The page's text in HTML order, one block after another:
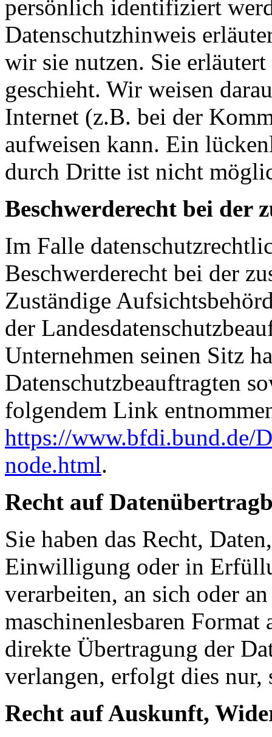
persönlich identifiziert
Datenschutzhinweis
wir sie nutzen. Sie
geschieht. Wir weisen
Internet (z.B. bei der
aufweisen kann. Ein
durch Dritte ist nicht
Beschwerderecht bei der
Im Falle
Beschwerderecht bei der
Zuständige
der
Unternehmen seinen Sitz
Datenschutzbeauftragten
folgendem Link
https://www.bfdi.bund.de/
node.html.
Recht auf
Sie haben das Recht,
Einwilligung oder in
verarbeiten, an sich oder
maschinenlesbaren Format
direkte Übertragung der
verlangen, erfolgt dies nur,
Recht auf Auskunft,